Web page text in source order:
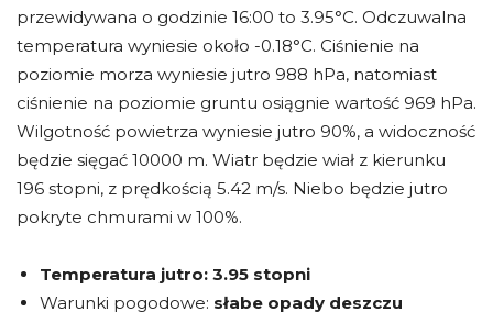
przewidywana o godzinie 16:00 to 3.95°C. Odczuwalna
temperatura wyniesie około -0.18°C. Ciśnienie na
poziomie morza wyniesie jutro 988 hPa, natomiast
ciśnienie na poziomie gruntu osiągnie wartość 969 hPa.
Wilgotność powietrza wyniesie jutro 90%, a widoczność
będzie sięgać 10000 m. Wiatr będzie wiał z kierunku
196 stopni, z prędkością 5.42 m/s. Niebo będzie jutro
pokryte chmurami w 100%.
Temperatura jutro: 3.95 stopni
Warunki pogodowe: słabe opady deszczu